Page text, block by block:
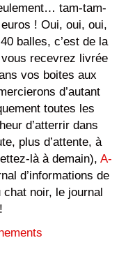
tam-tam-
! Oui, oui, oui,
balles, c’est de la
recevrez livrée
vos boites aux
d’autant
toutes les
d’atterrir dans
plus d’attente, à
là à demain), A-
d’informations de
noir, le journal